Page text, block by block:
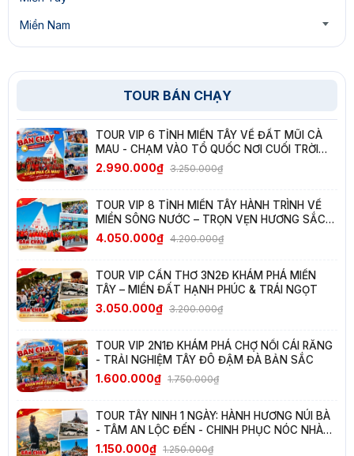
Miền Nam
TOUR BÁN CHẠY
TOUR VIP 6 TỈNH MIỀN TÂY VỀ ĐẤT MŨI CÀ
MAU - CHẠM VÀO TỔ QUỐC NƠI CUỐI TRỜI
NAM
2.990.000₫ 3.250.000₫
TOUR VIP 8 TỈNH MIỀN TÂY HÀNH TRÌNH VỀ
MIỀN SÔNG NƯỚC – TRỌN VẸN HƯƠNG SẮC
TÂY NAM BỘ
4.050.000₫ 4.200.000₫
TOUR VIP CẦN THƠ 3N2Đ KHÁM PHÁ MIỀN
TÂY – MIỀN ĐẤT HẠNH PHÚC & TRÁI NGỌT
3.050.000₫ 3.200.000₫
TOUR VIP 2N1Đ KHÁM PHÁ CHỢ NỔI CÁI RĂNG
- TRẢI NGHIỆM TÂY ĐÔ ĐẬM ĐÀ BẢN SẮC
1.600.000₫ 1.750.000₫
TOUR TÂY NINH 1 NGÀY: HÀNH HƯƠNG NÚI BÀ
- TÂM AN LỘC ĐẾN - CHINH PHỤC NÓC NHÀ
NAM BỘ
1.150.000₫ 1.250.000₫